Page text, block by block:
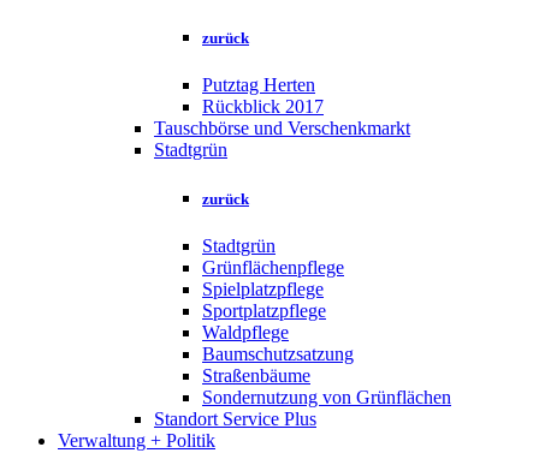
zurück
Putztag Herten
Rückblick 2017
Tauschbörse und Verschenkmarkt
Stadtgrün
zurück
Stadtgrün
Grünflächenpflege
Spielplatzpflege
Sportplatzpflege
Waldpflege
Baumschutzsatzung
Straßenbäume
Sondernutzung von Grünflächen
Standort Service Plus
Verwaltung + Politik